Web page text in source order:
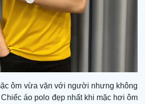
ôm vừa vặn với người nhưng không
áo polo đẹp nhất khi mặc hơi ôm